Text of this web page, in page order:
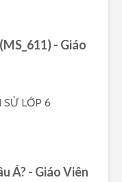
- Giáo
SỬ LỚP 6
Á? - Giáo Viên